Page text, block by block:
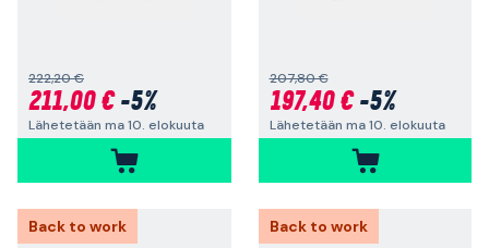
222,20 €
211,00 €-5%
Lähetetään ma 10. elokuuta
207,80 €
197,40 €-5%
Lähetetään ma 10. elokuuta
Back to work
Back to work